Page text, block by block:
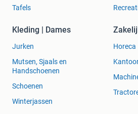
Tafels
Kleding | Dames
Jurken
Mutsen, Sjaals en
Handschoenen
Schoenen
Winterjassen
Horeca